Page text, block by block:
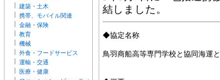
建築・土木
携帯、モバイル関連
金融・保険
教育
機械
外食・フードサービス
運輸・交通
医療・健康
結しました。
◆協定名称
鳥羽商船高等専門学校と協同海運